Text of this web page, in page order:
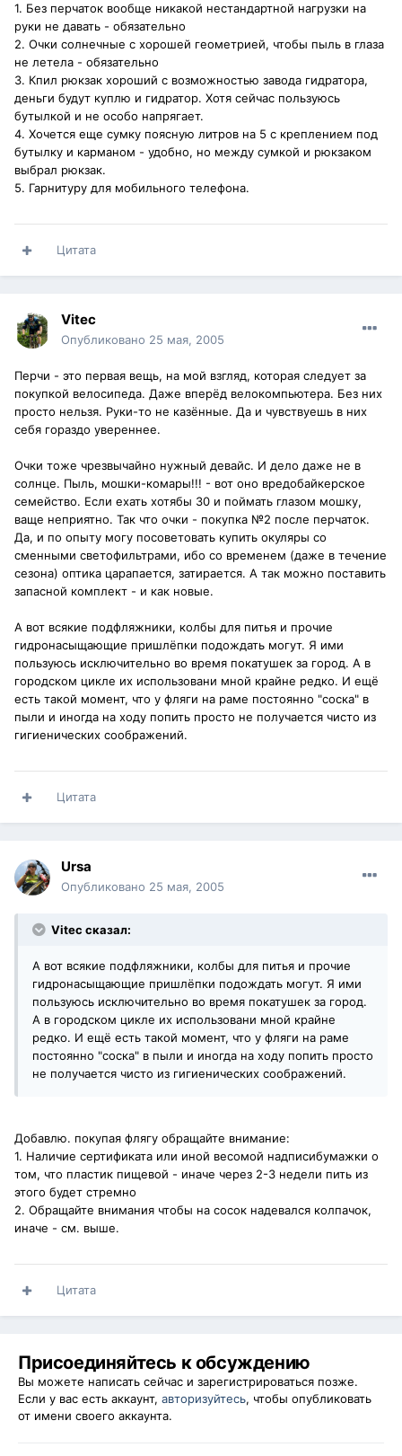
1. Без перчаток вообще никакой нестандартной нагрузки на
руки не давать - обязательно
2. Очки солнечные с хорошей геометрией, чтобы пыль в глаза
не летела - обязательно
3. Кпил рюкзак хороший с возможностью завода гидратора,
деньги будут куплю и гидратор. Хотя сейчас пользуюсь
бутылкой и не особо напрягает.
4. Хочется еще сумку поясную литров на 5 с креплением под
бутылку и карманом - удобно, но между сумкой и рюкзаком
выбрал рюкзак.
5. Гарнитуру для мобильного телефона.
Цитата
Vitec
Опубликовано 25 мая, 2005
Перчи - это первая вещь, на мой взгляд, которая следует за
покупкой велосипеда. Даже вперёд велокомпьютера. Без них
просто нельзя. Руки-то не казённые. Да и чувствуешь в них
себя гораздо увереннее.
Очки тоже чрезвычайно нужный девайс. И дело даже не в
солнце. Пыль, мошки-комары!!! - вот оно вредобайкерское
семейство. Если ехать хотябы 30 и поймать глазом мошку,
ваще неприятно. Так что очки - покупка №2 после перчаток.
Да, и по опыту могу посоветовать купить окуляры со
сменными светофильтрами, ибо со временем (даже в течение
сезона) оптика царапается, затирается. А так можно поставить
запасной комплект - и как новые.
А вот всякие подфляжники, колбы для питья и прочие
гидронасыщающие пришлёпки подождать могут. Я ими
пользуюсь исключительно во время покатушек за город. А в
городском цикле их использовани мной крайне редко. И ещё
есть такой момент, что у фляги на раме постоянно "соска" в
пыли и иногда на ходу попить просто не получается чисто из
гигиенических соображений.
Цитата
Ursa
Опубликовано 25 мая, 2005
Vitec сказал:
А вот всякие подфляжники, колбы для питья и прочие
гидронасыщающие пришлёпки подождать могут. Я ими
пользуюсь исключительно во время покатушек за город.
А в городском цикле их использовани мной крайне
редко. И ещё есть такой момент, что у фляги на раме
постоянно "соска" в пыли и иногда на ходу попить просто
не получается чисто из гигиенических соображений.
Добавлю. покупая флягу обращайте внимание:
1. Наличие сертификата или иной весомой надписибумажки о
том, что пластик пищевой - иначе через 2-3 недели пить из
этого будет стремно
2. Обращайте внимания чтобы на сосок надевался колпачок,
иначе - см. выше.
Цитата
Присоединяйтесь к обсуждению
Вы можете написать сейчас и зарегистрироваться позже.
Если у вас есть аккаунт, авторизуйтесь, чтобы опубликовать
от имени своего аккаунта.